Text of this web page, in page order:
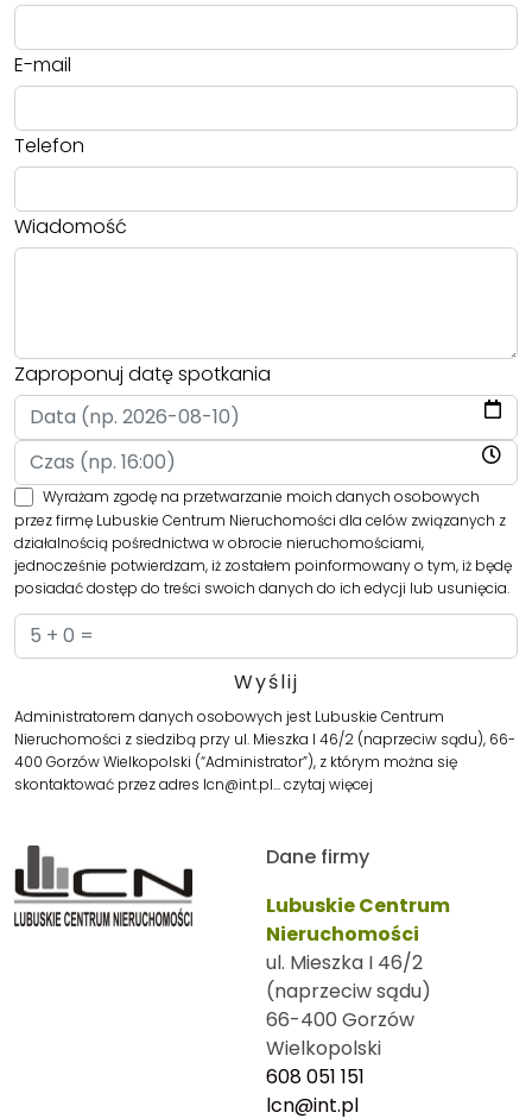
E-mail
Telefon
Wiadomość
Zaproponuj datę spotkania
Wyrażam zgodę na przetwarzanie moich danych osobowych
przez firmę Lubuskie Centrum Nieruchomości dla celów związanych z
działalnością pośrednictwa w obrocie nieruchomościami,
jednocześnie potwierdzam, iż zostałem poinformowany o tym, iż będę
posiadać dostęp do treści swoich danych do ich edycji lub usunięcia.
Administratorem danych osobowych jest Lubuskie Centrum
Nieruchomości z siedzibą przy ul. Mieszka I 46/2 (naprzeciw sądu), 66-
400 Gorzów Wielkopolski (“Administrator”), z którym można się
skontaktować przez adres lcn@int.pl…czytaj więcej
Dane firmy
Lubuskie Centrum
Nieruchomości
ul. Mieszka I 46/2
(naprzeciw sądu)
66-400 Gorzów
Wielkopolski
608 051 151
lcn@int.pl